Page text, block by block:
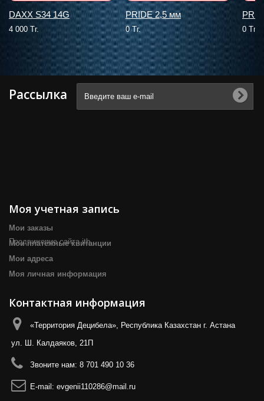
DAXX S34 14G
4 000 Тг.
PRIDE 2,5 мм
0 Тг. 0 Тг.
Рассылка
Продвижение сайта itb
Моя учетная запись
Мои заказы
Мои платёжные квитанции
Мои адреса
Моя личная информация
Контактная информация
«Территория Децибела», Республика Казахстан г. Астана
ул. Ш. Калдаяков, 21П
Звоните нам: 8 701 490 10 36
E-mail: evgenii110286@mail.ru